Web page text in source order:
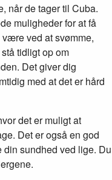
når de tager til Cuba.
muligheder for at få
ved at svømme,
tidligt op om
Det giver dig
med at det er hård
det er muligt at
Det er også en god
sundhed ved lige. Du